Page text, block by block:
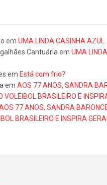
em UMA LINDA CASINHA AZUL
Cantuária em UMA
em Está com frio?
em AOS 77 ANOS, SANDRA
VOLEIBOL BRASILEIRO E
77 ANOS, SANDRA
BRASILEIRO E INSPIRA